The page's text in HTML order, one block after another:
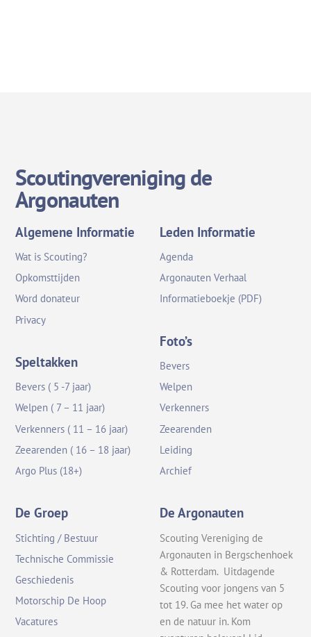
Scoutingvereniging de
Argonauten
Algemene Informatie
Wat is Scouting?
Opkomsttijden
Word donateur
Privacy
Speltakken
Bevers ( 5 -7 jaar)
Welpen ( 7 – 11 jaar)
Verkenners ( 11 – 16 jaar)
Zeearenden ( 16 – 18 jaar)
Argo Plus (18+)
Leden Informatie
Agenda
Argonauten Verhaal
Informatieboekje (PDF)
Foto’s
Bevers
Welpen
Verkenners
Zeearenden
Leiding
Archief
De Groep
Stichting / Bestuur
Technische Commissie
Geschiedenis
Motorschip De Hoop
Vacatures
De Argonauten
Scouting Vereniging de
Argonauten in Bergschenhoek
& Rotterdam. Uitdagende
Scouting voor jongens van 5
tot 19. Ga mee het water op
en de natuur in. Kom